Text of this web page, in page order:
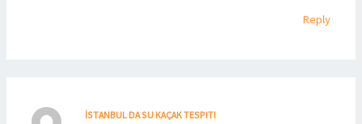
Reply
İSTANBUL DA SU KAÇAK TESPITI